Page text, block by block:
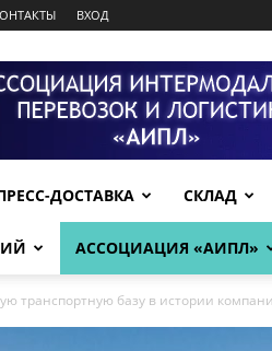
ВХОД
ДОСТАВКА СКЛАД
АССОЦИАЦИЯ «АИПЛ»
транспортную базу в истории